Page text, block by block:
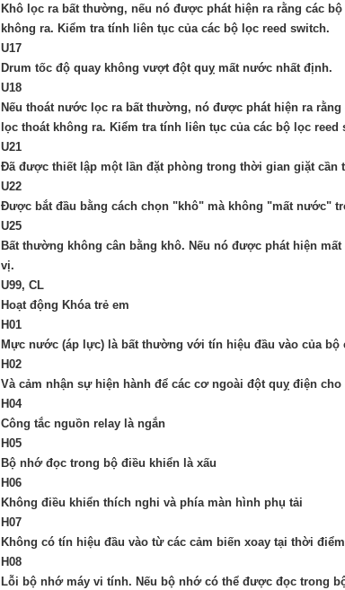
Khô lọc ra bất thường, nếu nó được phát hiện ra rằng các
không ra. Kiểm tra tính liên tục của các bộ lọc reed switch.
U17
Drum tốc độ quay không vượt đột quỵ mất nước nhất định.
U18
Nếu thoát nước lọc ra bất thường, nó được phát hiện ra
lọc thoát không ra. Kiểm tra tính liên tục của các bộ lọc reed
U21
Đã được thiết lập một lần đặt phòng trong thời gian giặt cần
U22
Được bắt đầu bằng cách chọn "khô" mà không "mất nước"
U25
Bất thường không cân bằng khô. Nếu nó được phát hiện
vị.
U99, CL
Hoạt động Khóa trẻ em
H01
Mực nước (áp lực) là bất thường với tín hiệu đầu vào của bộ
H02
Và cảm nhận sự hiện hành để các cơ ngoài đột quỵ điện
H04
Công tắc nguồn relay là ngắn
H05
Bộ nhớ đọc trong bộ điều khiển là xấu
H06
Không điều khiển thích nghi và phía màn hình phụ tải
H07
Không có tín hiệu đầu vào từ các cảm biến xoay tại thời
H08
Lỗi bộ nhớ máy vi tính. Nếu bộ nhớ có thể được đọc trong